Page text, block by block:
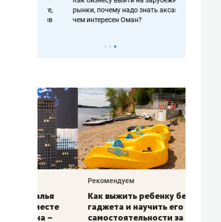
рынки, почему надо знать аксакалов и
чем интересен Оман?
–
Рекомендуем
Как выжить ребенку без
гаджета и научить его
самостоятельности за 18